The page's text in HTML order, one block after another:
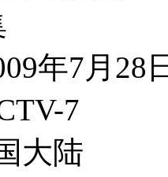
年7月28
7
大陆